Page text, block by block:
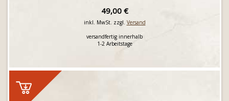
49,00 €
inkl. MwSt. zzgl. Versand
versandfertig innerhalb
1-2 Arbeitstage